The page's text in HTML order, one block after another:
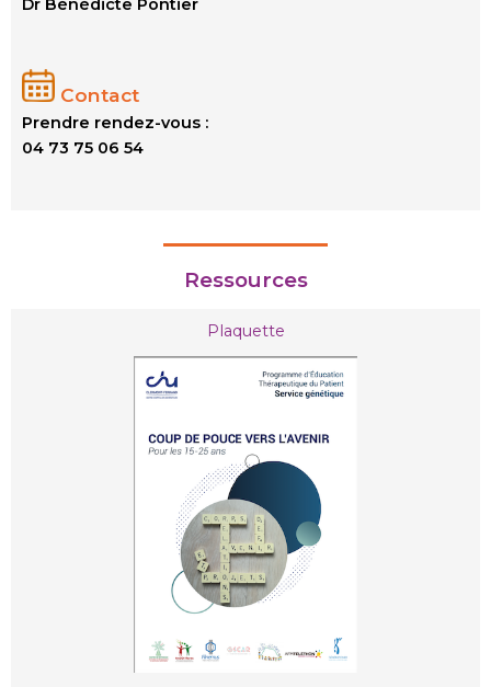
Dr Bénédicte Pontier
Contact
Prendre rendez-vous :
04 73 75 06 54
Ressources
Plaquette